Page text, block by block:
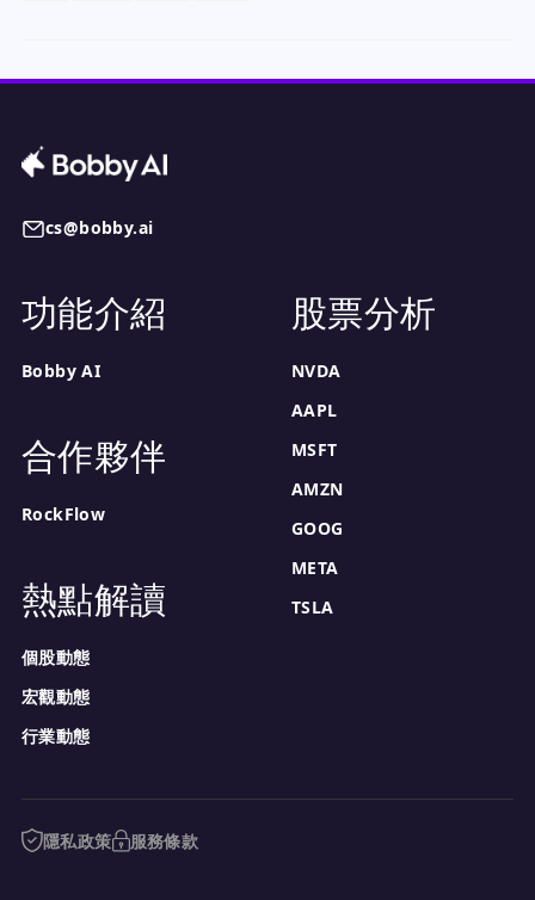
cs@bobby.ai
功能介紹
Bobby AI
合作夥伴
RockFlow
熱點解讀
個股動態
宏觀動態
行業動態
股票分析
NVDA
AAPL
MSFT
AMZN
GOOG
META
TSLA
隱私政策 服務條款